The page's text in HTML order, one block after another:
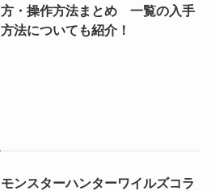
方・操作方法まとめ 一覧の入手
方法についても紹介！
モンスターハンターワイルズコラ